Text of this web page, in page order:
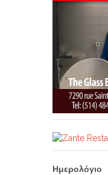
Ημερολόγιο